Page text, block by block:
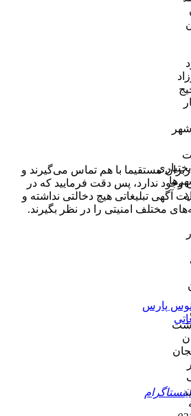
مستقیما با هم تماس می‌گیرند و
ندارد، پس دقت فرمایید که در
تبلیغاتی هیچ دخالتی نداشته و
مختلف امنیتی را در نظر بگیرند.
پارس